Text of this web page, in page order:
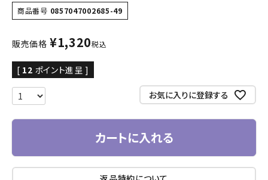
商品番号 0857047002685-49
販売価格 ¥1,320税込
[ 12 ポイント進呈 ]
お気に入りに登録する
カートに入れる